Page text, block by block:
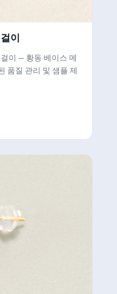
이
이 — 황동 베이스 메
품질 관리 및 샘플 제